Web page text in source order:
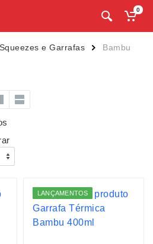
0
Squeezes e Garrafas Bambu
LANÇAMENTOS